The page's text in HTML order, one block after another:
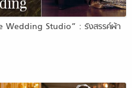
Wedding Studio” : รังสรรค์ผ้า